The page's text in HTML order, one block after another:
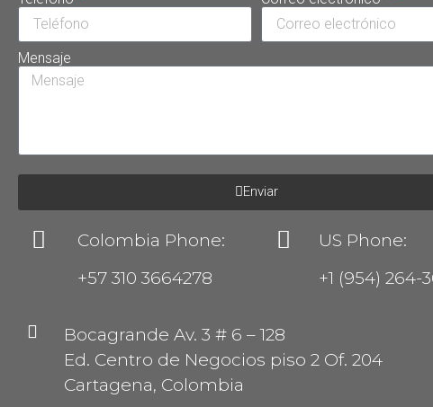
Mensaje
Enviar
Colombia Phone:
+57 310 3664278
US Phone:
+1 (954) 264-
Bocagrande Av. 3 # 6 – 128
Ed. Centro de Negocios piso 2 Of. 204
Cartagena, Colombia